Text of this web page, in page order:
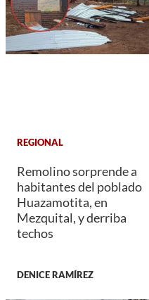
REGIONAL
Remolino sorprende a
habitantes del poblado
Huazamotita, en
Mezquital, y derriba
techos
DENICE RAMÍREZ